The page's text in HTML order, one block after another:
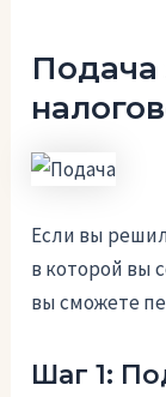
Подача
Если вы
в которой вы
вы сможете
Шаг 1: